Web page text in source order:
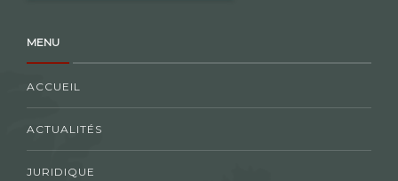
MENU
ACCUEIL
ACTUALITÉS
JURIDIQUE